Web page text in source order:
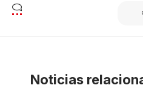
Noticias